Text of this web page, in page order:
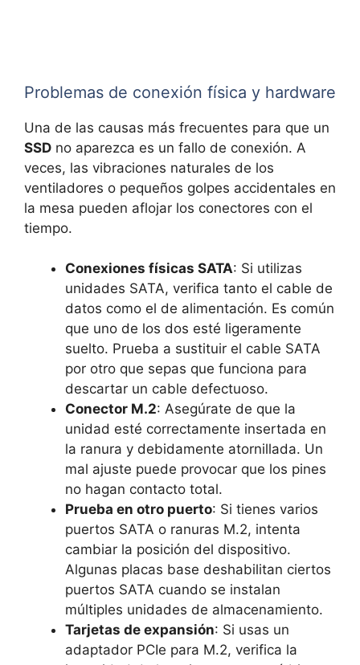
Problemas de conexión física y hardware
Una de las causas más frecuentes para que un
SSD no aparezca es un fallo de conexión. A
veces, las vibraciones naturales de los
ventiladores o pequeños golpes accidentales en
la mesa pueden aflojar los conectores con el
tiempo.
Conexiones físicas SATA: Si utilizas
unidades SATA, verifica tanto el cable de
datos como el de alimentación. Es común
que uno de los dos esté ligeramente
suelto. Prueba a sustituir el cable SATA
por otro que sepas que funciona para
descartar un cable defectuoso.
Conector M.2: Asegúrate de que la
unidad esté correctamente insertada en
la ranura y debidamente atornillada. Un
mal ajuste puede provocar que los pines
no hagan contacto total.
Prueba en otro puerto: Si tienes varios
puertos SATA o ranuras M.2, intenta
cambiar la posición del dispositivo.
Algunas placas base deshabilitan ciertos
puertos SATA cuando se instalan
múltiples unidades de almacenamiento.
Tarjetas de expansión: Si usas un
adaptador PCIe para M.2, verifica la